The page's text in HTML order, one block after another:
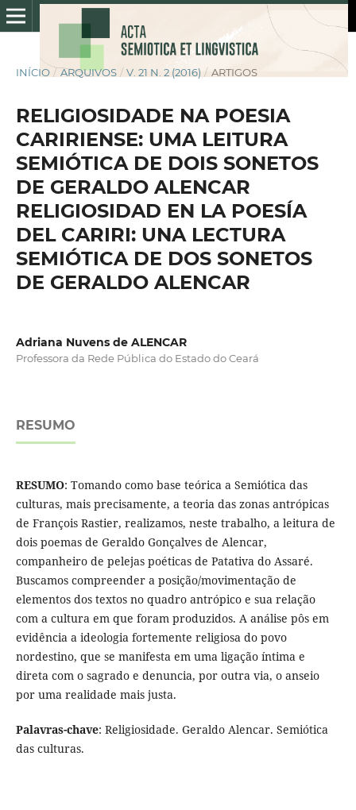
INÍCIO / ARQUIVOS / V. 21 N. 2 (2016) / ARTIGOS
RELIGIOSIDADE NA POESIA
CARIRIENSE: UMA LEITURA
SEMIÓTICA DE DOIS SONETOS
DE GERALDO ALENCAR
RELIGIOSIDAD EN LA POESÍA
DEL CARIRI: UNA LECTURA
SEMIÓTICA DE DOS SONETOS
DE GERALDO ALENCAR
Adriana Nuvens de ALENCAR
Professora da Rede Pública do Estado do Ceará
RESUMO
RESUMO: Tomando como base teórica a Semiótica das
culturas, mais precisamente, a teoria das zonas antrópicas
de François Rastier, realizamos, neste trabalho, a leitura de
dois poemas de Geraldo Gonçalves de Alencar,
companheiro de pelejas poéticas de Patativa do Assaré.
Buscamos compreender a posição/movimentação de
elementos dos textos no quadro antrópico e sua relação
com a cultura em que foram produzidos. A análise pôs em
evidência a ideologia fortemente religiosa do povo
nordestino, que se manifesta em uma ligação íntima e
direta com o sagrado e denuncia, por outra via, o anseio
por uma realidade mais justa.
Palavras-chave: Religiosidade. Geraldo Alencar. Semiótica
das culturas.